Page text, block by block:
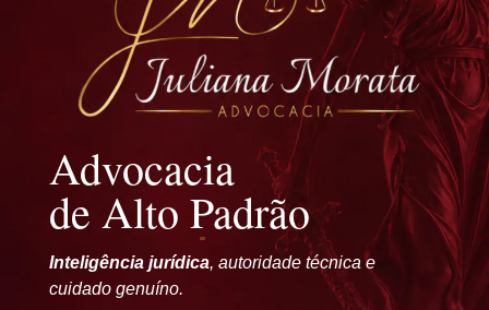
Advocacia
de Alto Padrão
Inteligência jurídica, autoridade técnica e
cuidado genuíno.